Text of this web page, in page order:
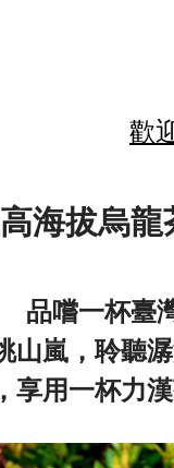
歡
海拔烏龍
品嚐一杯臺
山嵐，聆聽
享用一杯力